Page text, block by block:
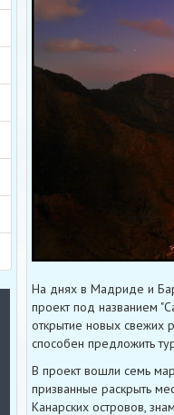
На днях в Мадриде и
проект под названием
открытие новых свежих
способен предложить
В проект вошли семь
призванные раскрыть
Канарских островов,